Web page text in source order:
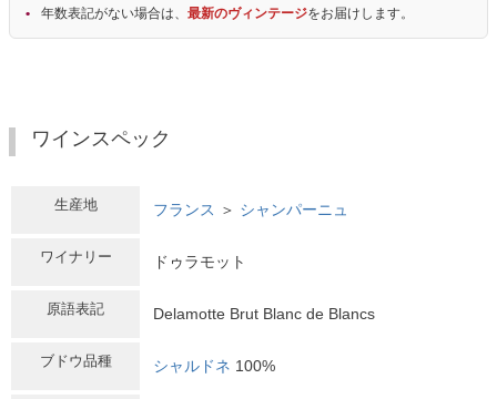
年数表記がない場合は、 最新のヴィンテージをお届けします。
ワインスペック
生産地 フランス ＞ シャンパーニュ
ワイナリー ドゥラモット
原語表記 Delamotte Brut Blanc de Blancs
ブドウ品種 シャルドネ 100%